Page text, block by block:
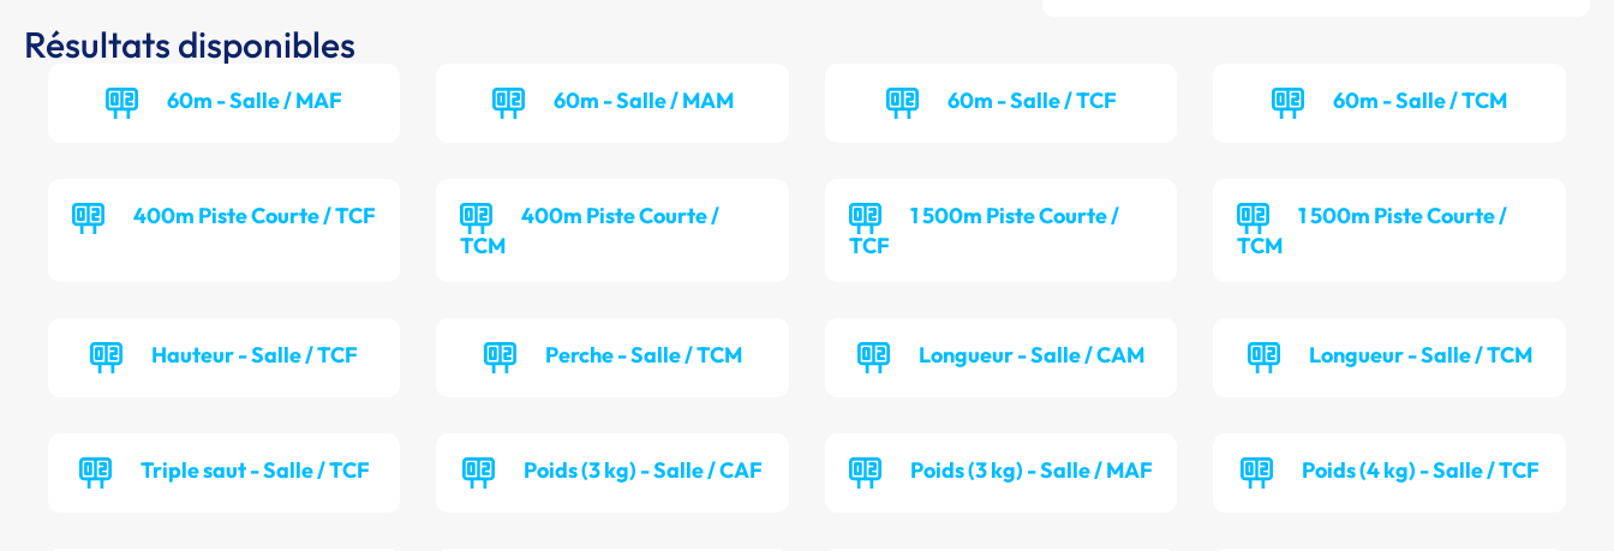
Résultats disponibles
60m - Salle / MAF 60m - Salle / MAM 60m - Salle / TCF 60m - Salle / TCM
400m Piste Courte / TCF
400m Piste Courte /
TCM
1 500m Piste Courte /
TCF
1 500m Piste Courte /
TCM
Hauteur - Salle / TCF Perche - Salle / TCM Longueur - Salle / CAM Longueur - Salle / TCM
Triple saut - Salle / TCF Poids (3 kg) - Salle / CAF Poids (3 kg) - Salle / MAF Poids (4 kg) - Salle / TCF